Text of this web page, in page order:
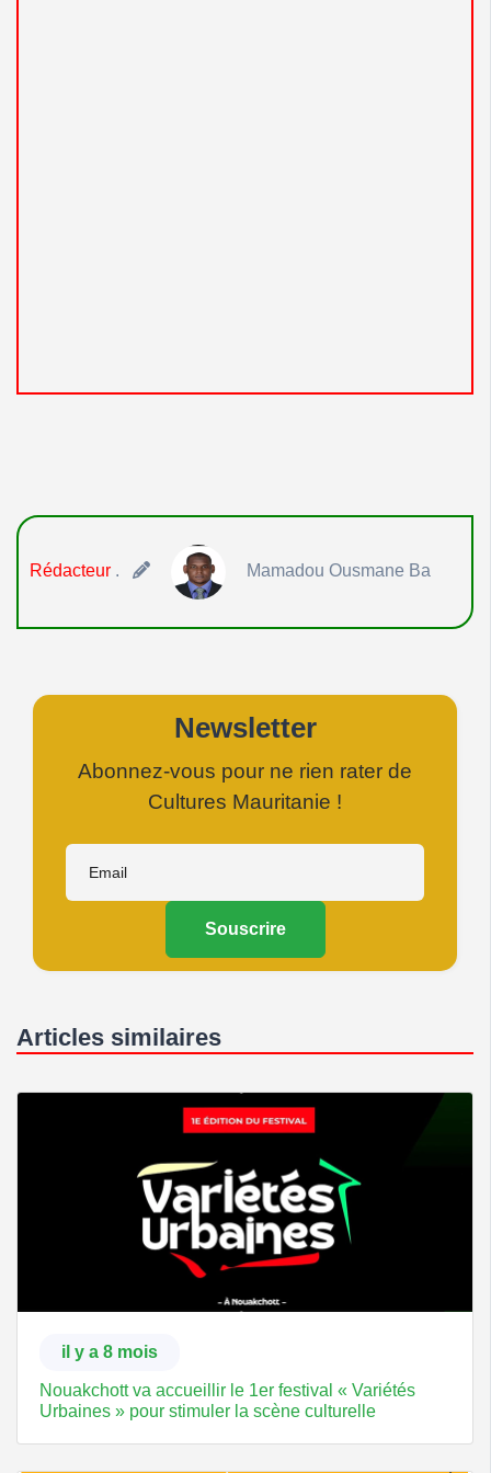
Rédacteur . Mamadou Ousmane Ba
Newsletter
Abonnez-vous pour ne rien rater de
Cultures Mauritanie !
Souscrire
Articles similaires
il y a 8 mois
Nouakchott va accueillir le 1er festival « Variétés
Urbaines » pour stimuler la scène culturelle